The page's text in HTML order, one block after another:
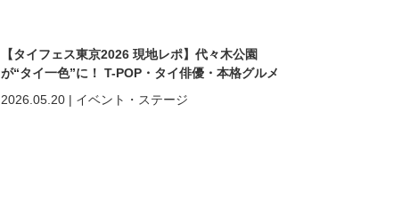
【タイフェス東京2026 現地レポ】代々木公園
が“タイ一色”に！ T-POP・タイ俳優・本格グルメ
2026.05.20 | イベント・ステージ